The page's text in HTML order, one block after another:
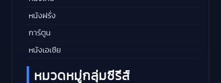
หนังฝรั่ง
การ์ตูน
หนังเอเชีย
หมวดหมู่กลุ่มซีรีส์